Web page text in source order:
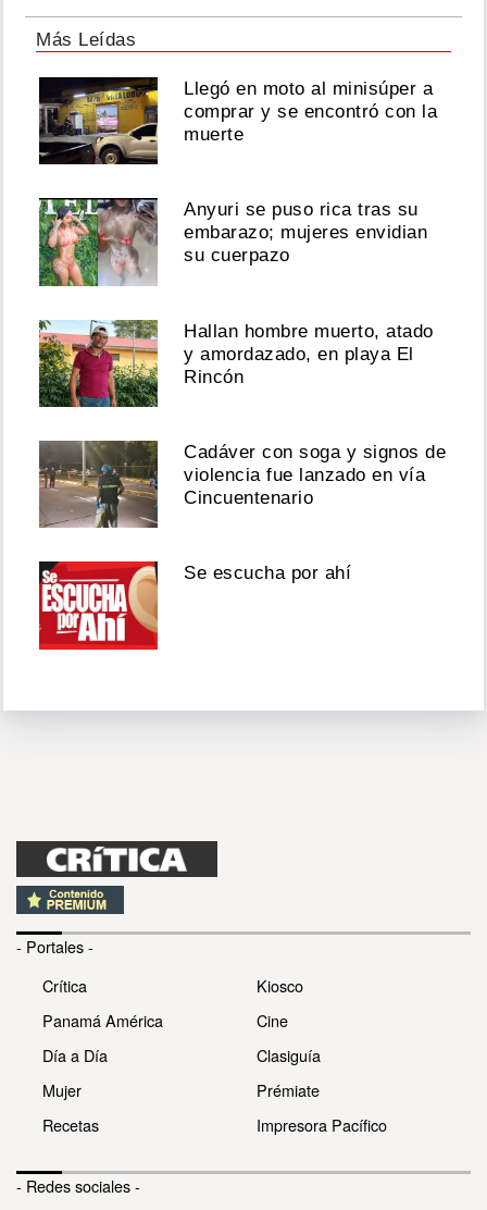
Más Leídas
Llegó en moto al minisúper a
comprar y se encontró con la
muerte
Anyuri se puso rica tras su
embarazo; mujeres envidian
su cuerpazo
Hallan hombre muerto, atado
y amordazado, en playa El
Rincón
Cadáver con soga y signos de
violencia fue lanzado en vía
Cincuentenario
Se escucha por ahí
- Portales -
Crítica
Panamá América
Día a Día
Mujer
Recetas
Kiosco
Cine
Clasiguía
Prémiate
Impresora Pacífico
- Redes sociales -